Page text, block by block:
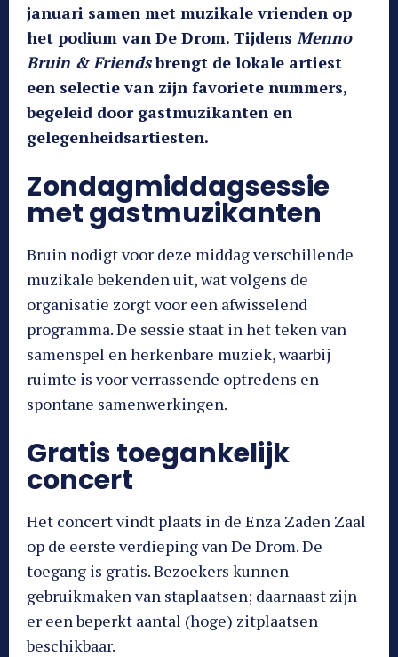
januari samen met muzikale vrienden op
het podium van De Drom. Tijdens Menno
Bruin & Friendsbrengt de lokale artiest
een selectie van zijn favoriete nummers,
begeleid door gastmuzikanten en
gelegenheidsartiesten.
Zondagmiddagsessie
met gastmuzikanten
Bruin nodigt voor deze middag verschillende
muzikale bekenden uit, wat volgens de
organisatie zorgt voor een afwisselend
programma. De sessie staat in het teken van
samenspel en herkenbare muziek, waarbij
ruimte is voor verrassende optredens en
spontane samenwerkingen.
Gratis toegankelijk
concert
Het concert vindt plaats in de Enza Zaden Zaal
op de eerste verdieping van De Drom. De
toegang is gratis. Bezoekers kunnen
gebruikmaken van staplaatsen; daarnaast zijn
er een beperkt aantal (hoge) zitplaatsen
beschikbaar.